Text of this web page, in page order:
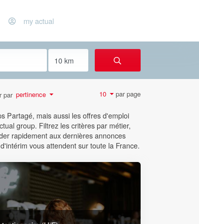
my actual
par pertinence 10 par page
Partagé, mais aussi les offres d'emploi
group. Filtrez les critères par métier,
rapidement aux dernières annonces
vous attendent sur toute la France.